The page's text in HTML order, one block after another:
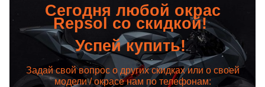
Сегодня любой окрас
Repsol со скидкой!
Успей купить!
Задай свой вопрос о других скидках или о своей
модели / окрасе нам по телефонам: